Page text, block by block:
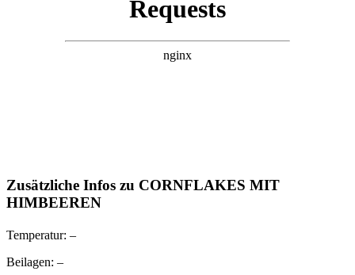
Zusätzliche Infos zu CORNFLAKES MIT
HIMBEEREN
Temperatur: –
Beilagen: –